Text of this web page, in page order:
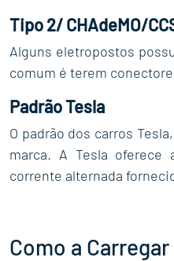
Tipo 2/ CHAdeMO/
Alguns eletropostos
comum é terem
Padrão Tesla
O padrão dos carros
marca. A Tesla oferece
corrente alternada
Como a